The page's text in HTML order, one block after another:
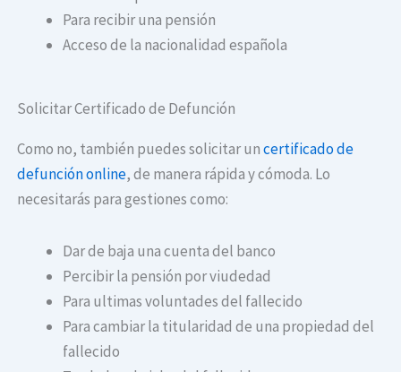
Para recibir una pensión
Acceso de la nacionalidad española
Solicitar Certificado de Defunción
Como no, también puedes solicitar uncertificado de
defunción online, de manera rápida y cómoda. Lo
necesitarás para gestiones como:
Dar de baja una cuenta del banco
Percibir la pensión por viudedad
Para ultimas voluntades del fallecido
Para cambiar la titularidad de una propiedad del
fallecido